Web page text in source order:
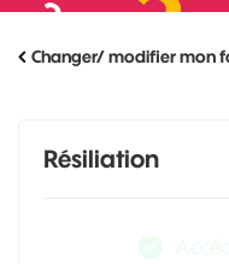
Changer/ modifier mon
Résiliation